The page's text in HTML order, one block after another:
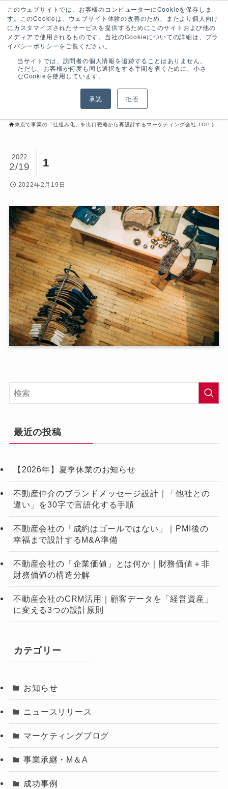
このウェブサイトでは、お客様のコンピューターにCookieを保存しま
す。このCookieは、ウェブサイト体験の改善のため、またより個人向け
にカスタマイズされたサービスを提供するためにこのサイトおよび他の
メディアで使用されるものです。当社のCookieについての詳細は、プラ
イバシーポリシーをご覧ください。
当サイトでは、訪問者の個人情報を追跡することはありません。
ただし、お客様が何度も同じ選択をする手間を省くために、小さ
なCookieを使用しています。
承認 拒否
1
2022
2/19
東京で事業の「仕組み化」を出口戦略から再設計するマーケティング会社 TOP
1
2022
2/19
2022年2月19日
最近の投稿
【2026年】夏季休業のお知らせ
不動産仲介のブランドメッセージ設計｜「他社との
違い」を30字で言語化する手順
不動産会社の「成約はゴールではない」｜PMI後の
幸福まで設計するM&A準備
不動産会社の「企業価値」とは何か｜財務価値＋非
財務価値の構造分解
不動産会社のCRM活用｜顧客データを「経営資産」
に変える3つの設計原則
カテゴリー
お知らせ
ニュースリリース
マーケティングブログ
事業承継・M＆A
成功事例